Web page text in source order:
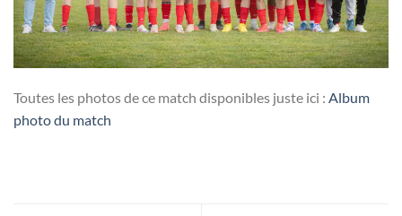
Toutes les photos de ce match disponibles juste ici : Album
photo du match